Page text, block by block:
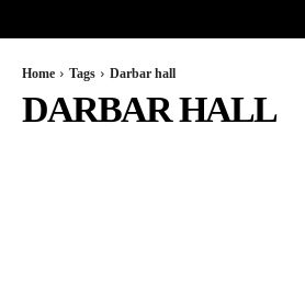
Home Tags Darbar hall
DARBAR HALL